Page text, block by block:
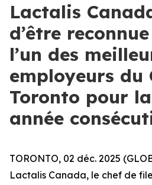
Lactalis
d’être
l’un des
employeurs du
Toronto pour
année
TORONTO, 02 déc. 2025
Lactalis Canada, le chef de